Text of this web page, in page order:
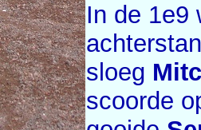
In de 1e9
sloeg
scoorde